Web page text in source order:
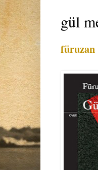
gül
füruzan